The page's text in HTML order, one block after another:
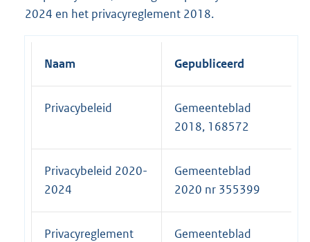
2024 en het privacyreglement 2018.
Naam Gepubliceerd
Privacybeleid
Gemeenteblad
2018, 168572
Privacybeleid 2020-
2024
Gemeenteblad
2020 nr 355399
Privacyreglement
Gemeenteblad